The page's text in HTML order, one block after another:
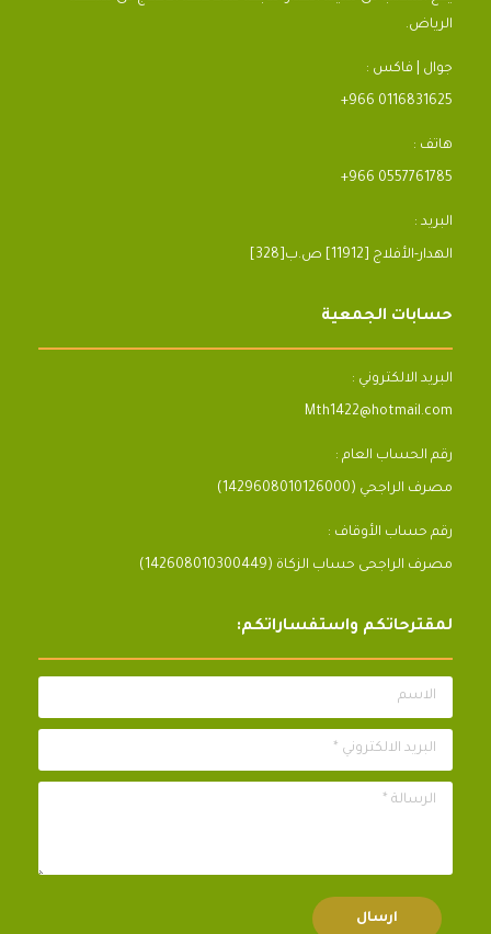
الرياض.
جوال | فاكس :
+966 0116831625
هاتف :
+966 0557761785
البريد :
[328]الهدار-الأفلاج [11912] ص.ب
حسابات الجمعية
البريد الالكتروني :
Mth1422@hotmail.com
رقم الحساب العام :
مصرف الراجحي (1429608010126000)
رقم حساب الأوقاف :
مصرف الراجحى حساب الزكاة (142608010300449)
لمقترحاتكم واستفساراتكم:
الاسم
البريد الالكتروني *
الرسالة *